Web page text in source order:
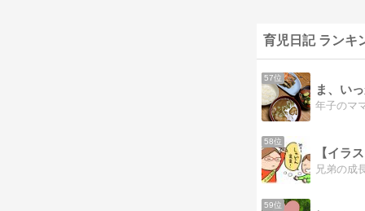
育児日記 ランキ
57位
ま、い
年子のマ
58位
59位